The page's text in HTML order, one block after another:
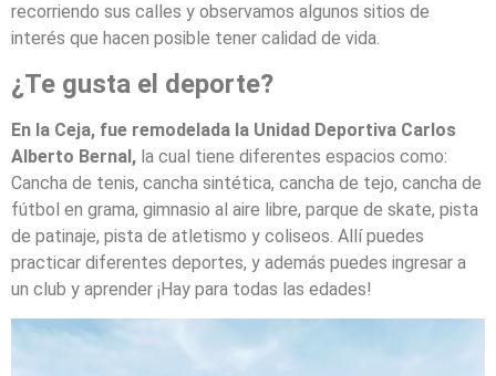
recorriendo sus calles y observamos algunos sitios de
interés que hacen posible tener calidad de vida.
¿Te gusta el deporte?
En la Ceja, fue remodelada la Unidad Deportiva Carlos
Alberto Bernal, la cual tiene diferentes espacios como:
Cancha de tenis, cancha sintética, cancha de tejo, cancha de
fútbol en grama, gimnasio al aire libre, parque de skate, pista
de patinaje, pista de atletismo y coliseos. Allí puedes
practicar diferentes deportes, y además puedes ingresar a
un club y aprender ¡Hay para todas las edades!